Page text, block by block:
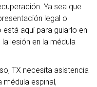
Ya sea que
legal o
aquí para guiarlo en
lesión en la médula
TX necesita asistencia
médula espinal,